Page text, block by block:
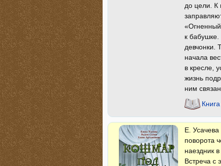
до цели. К
к
девчонки.
начала
в кресле,
жизнь
ним
Е.
поворота
наездник
Встреча с